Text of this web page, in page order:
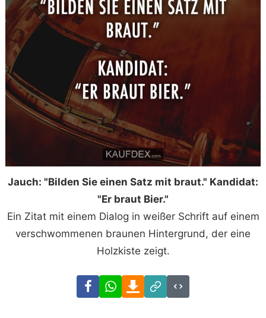
Jauch: "Bilden Sie einen Satz mit braut." Kandidat:
"Er braut Bier."
Ein Zitat mit einem Dialog in weißer Schrift auf einem
verschwommenen braunen Hintergrund, der eine
Holzkiste zeigt.
FacebookWhatsAppDownload
Link
Code